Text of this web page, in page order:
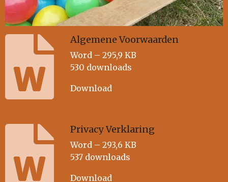
Algemene Voorwaarden
Word – 295,9 KB
530 downloads
Download
Privacy Verklaring
Word – 293,6 KB
537 downloads
Download